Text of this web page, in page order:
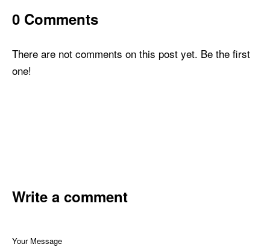
0 Comments
There are not comments on this post yet. Be the first
one!
Write a comment
Your Message